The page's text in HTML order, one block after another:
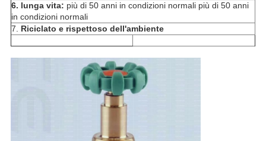
6. lunga vita: più di 50 anni in condizioni normali più di 50 anni
in condizioni normali
7. Riciclato e rispettoso dell'ambiente